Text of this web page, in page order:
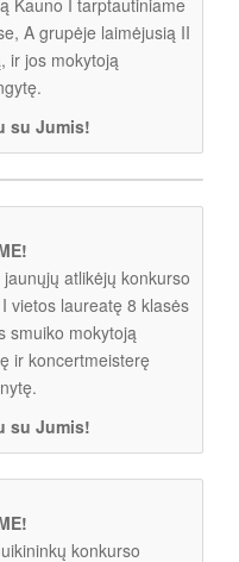
A grupėje laimėjusią II
ir jos mokytoją
su Jumis!
atlikėjų konkurso
vietos laureatę 8 klasės
smuiko mokytoją
ir koncertmeisterę
su Jumis!
konkurso